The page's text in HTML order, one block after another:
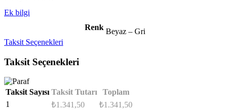
Ek bilgi
Renk Beyaz – Gri
Taksit Seçenekleri
Taksit Seçenekleri
Taksit Sayısı Taksit Tutarı
Toplam
1
₺1.341,50 ₺1.341,50